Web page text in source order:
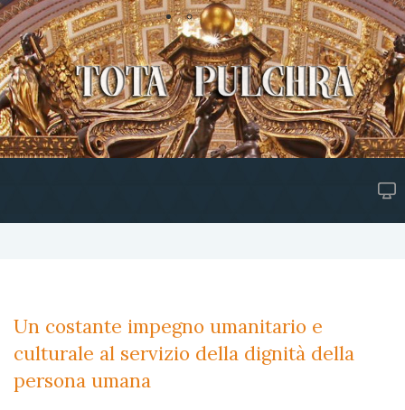
Un costante impegno umanitario e
culturale al servizio della dignità della
persona umana